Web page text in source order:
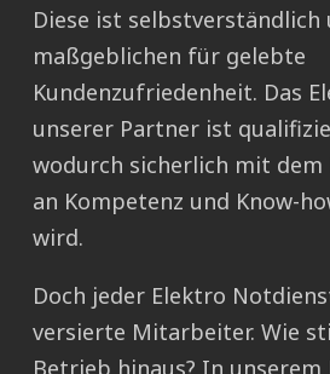
Diese ist selbstverständlich
maßgeblichen für gelebte
Kundenzufriedenheit. Das
unserer Partner ist
wodurch sicherlich mit dem
an Kompetenz und Know-
wird.
Doch jeder Elektro
versierte Mitarbeiter. Wie
Betrieb hinaus? In unserem